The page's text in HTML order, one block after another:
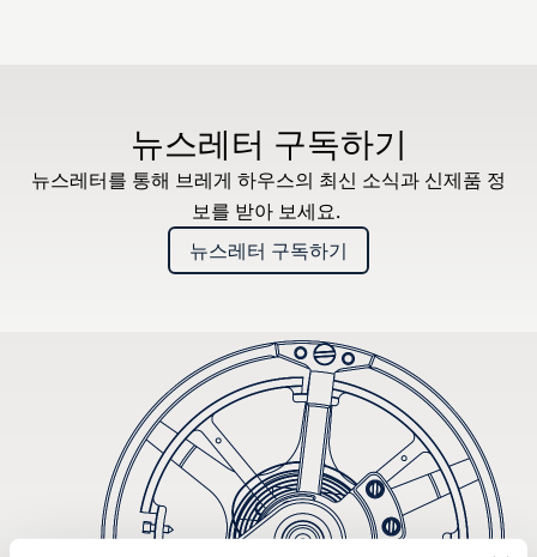
뉴스레터 구독하기
뉴스레터를 통해 브레게 하우스의 최신 소식과 신제품 정
보를 받아 보세요.
뉴스레터 구독하기